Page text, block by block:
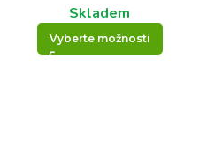
Skladem
Vyberte možnosti